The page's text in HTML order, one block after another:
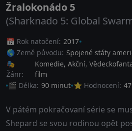
Žralokonádo 5
(Sharknado 5: Global
📅 Rok natočení: 2017
🌎 Země původu: Spojené státy
🎭
Žánr:
Komedie, Akční,
film
🎬 Délka: 90 minut ⭐ Hodnocení: 47
V pátém pokračovaní série se
Shepard se svou rodinou opět